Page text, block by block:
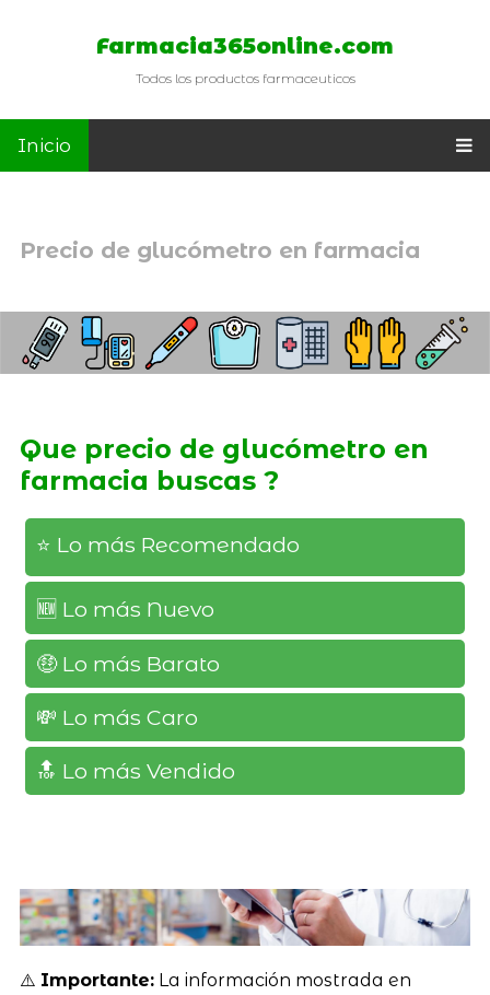
Farmacia365online.com
Todos los productos farmaceuticos
Inicio
Precio de glucómetro en farmacia
Que precio de glucómetro en
farmacia buscas ?
⭐️ Lo más Recomendado
🆕️ Lo más Nuevo
🤑 Lo más Barato
💸 Lo más Caro
🔝 Lo más Vendido
⚠️ Importante:La información mostrada en